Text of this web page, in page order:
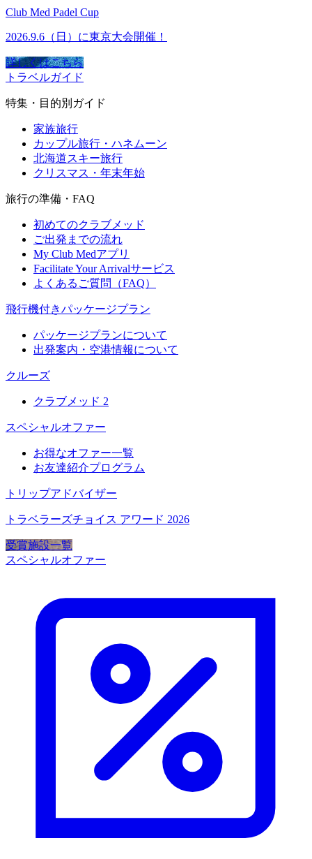
Club Med Padel Cup
2026.9.6（日）に東京大会開催！
詳しくはこちら
トラベルガイド
特集・目的別ガイド
家族旅行
カップル旅行・ハネムーン
北海道スキー旅行
クリスマス・年末年始
旅行の準備・FAQ
初めてのクラブメッド
ご出発までの流れ
My Club Medアプリ
Facilitate Your Arrivalサービス
よくあるご質問（FAQ）
飛行機付きパッケージプラン
パッケージプランについて
出発案内・空港情報について
クルーズ
クラブメッド 2
スペシャルオファー
お得なオファー一覧
お友達紹介プログラム
トリップアドバイザー
トラベラーズチョイス アワード 2026
受賞施設一覧
スペシャルオファー